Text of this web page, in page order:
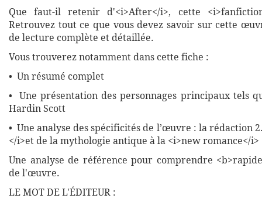
Que faut-il retenir d'<i>After</i>, cette
Retrouvez tout ce que vous devez savoir sur cette
de lecture complète et détaillée.
Vous trouverez notamment dans cette fiche :
• Un résumé complet
• Une présentation des personnages principaux tels
Hardin Scott
• Une analyse des spécificités de l’œuvre : la rédaction
</i>et de la mythologie antique à la <i>new romance</i>
Une analyse de référence pour comprendre
de l'œuvre.
LE MOT DE L'ÉDITEUR :